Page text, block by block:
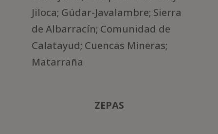
Jiloca; Gúdar-Javalambre; Sierra
de Albarracín; Comunidad de
Calatayud; Cuencas Mineras;
Matarraña
ZEPAS